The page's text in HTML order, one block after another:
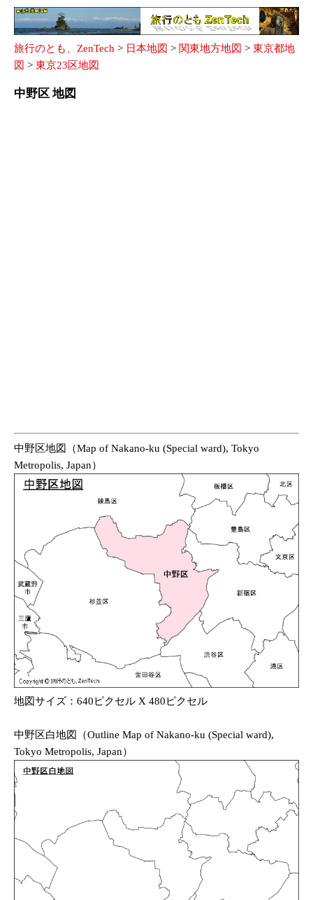
旅行のとも、ZenTech > 日本地図 > 関東地方地図 > 東京都地
図 > 東京23区地図
中野区 地図
中野区地図（Map of Nakano-ku (Special ward), Tokyo
Metropolis, Japan）
地図サイズ：640ピクセル X 480ピクセル
中野区白地図（Outline Map of Nakano-ku (Special ward),
Tokyo Metropolis, Japan）